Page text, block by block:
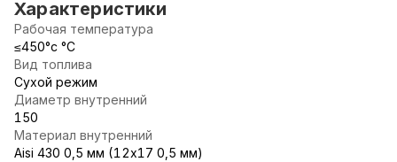
Характеристики
Рабочая температура
≤450°c °С
Вид топлива
Сухой режим
Диаметр внутренний
150
Материал внутренний
Aisi 430 0,5 мм (12х17 0,5 мм)